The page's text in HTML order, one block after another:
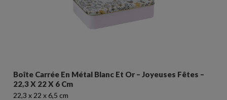
Boîte Carrée En Métal Blanc Et Or – Joyeuses Fêtes –
22,3 X 22 X 6 Cm
22,3 x 22 x 6,5 cm